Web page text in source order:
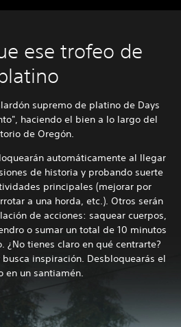
ese trofeo de
supremo de platino de Days
haciendo el bien a lo largo del
de Oregón.
automáticamente al llegar
de historia y probando suerte
principales (mejorar por
a una horda, etc.). Otros serán
de acciones: saquear cuerpos,
o sumar un total de 10 minutos
¿No tienes claro en qué centrarte?
inspiración. Desbloquearás el
en un santiamén.